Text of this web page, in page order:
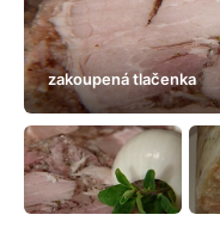
zakoupená tlačenka